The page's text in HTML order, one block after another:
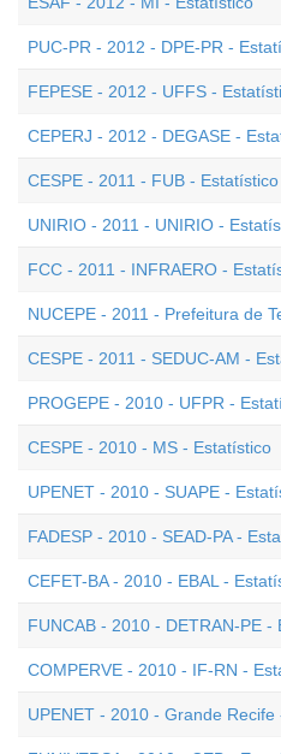
PUC-PR - 2012 - DPE-PR -
FEPESE - 2012 - UFFS -
CEPERJ - 2012 - DEGASE -
CESPE - 2011 - FUB -
UNIRIO - 2011 - UNIRIO -
FCC - 2011 - INFRAERO -
NUCEPE - 2011 - Prefeitura de
CESPE - 2011 - SEDUC-AM -
PROGEPE - 2010 - UFPR -
CESPE - 2010 - MS - Estatístico
UPENET - 2010 - SUAPE -
FADESP - 2010 - SEAD-PA -
CEFET-BA - 2010 - EBAL -
FUNCAB - 2010 - DETRAN-PE -
COMPERVE - 2010 - IF-RN -
UPENET - 2010 - Grande Recife